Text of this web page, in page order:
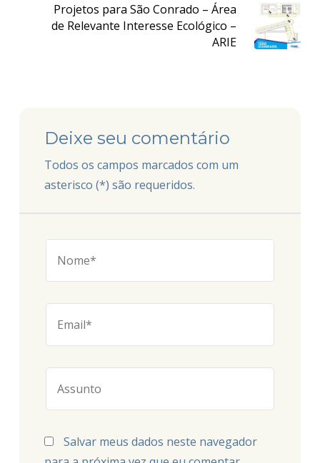
Projetos para São Conrado – Área
de Relevante Interesse Ecológico –
ARIE
Deixe seu comentário
Todos os campos marcados com um
asterisco (*) são requeridos.
Salvar meus dados neste navegador